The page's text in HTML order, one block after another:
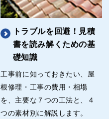
トラブルを回避！見積
書を読み解くための基
礎知識
工事前に知っておきたい、屋
根修理・工事の費用・相場
を、主要な７つの工法と、４
つの素材別に解説します。